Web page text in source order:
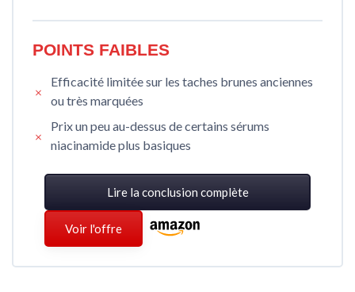
POINTS FAIBLES
Efficacité limitée sur les taches brunes anciennes
ou très marquées
Prix un peu au-dessus de certains sérums
niacinamide plus basiques
Lire la conclusion complète
Voir l'offre